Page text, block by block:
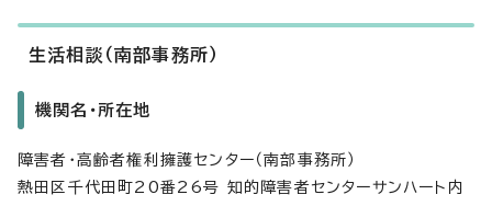
生活相談（南部事務所）
機関名・所在地
障害者・高齢者権利擁護センター（南部事務所）
熱田区千代田町20番26号 知的障害者センターサンハート内